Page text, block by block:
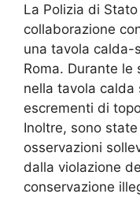
La Polizia di
collaborazione
una tavola calda-
Roma. Durante
nella tavola calda
escrementi di
Inoltre, sono
osservazioni
dalla violazione
conservazione